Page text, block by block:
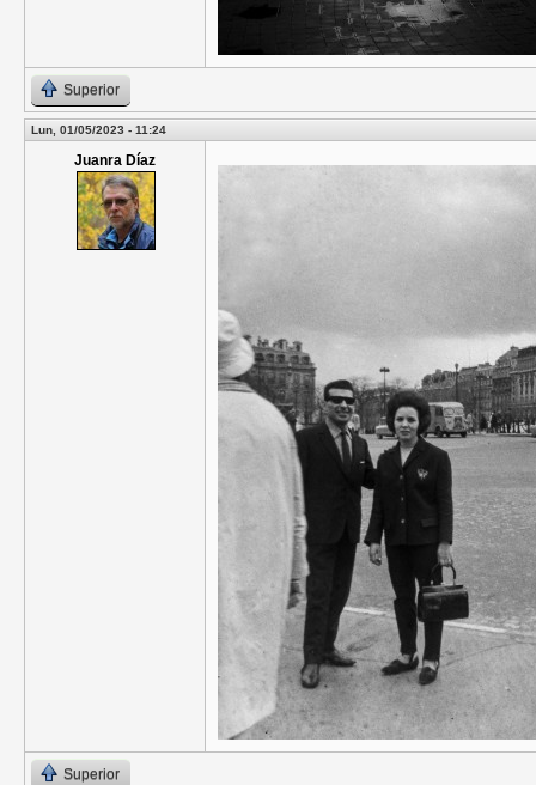
Superior
Lun, 01/05/2023 - 11:24
Juanra Díaz
Superior